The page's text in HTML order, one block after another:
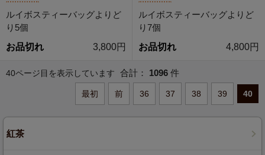
ルイボスティーバッグよりど
り5個
お品切れ
3,800円
ルイボスティーバッグよりど
り7個
お品切れ
4,800円
40ページ目を表示しています 合計： 1096 件
最初 前 36 37 38 39 40
紅茶